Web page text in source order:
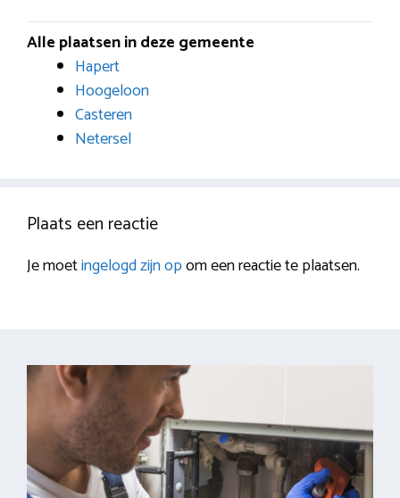
Alle plaatsen in deze gemeente
Hapert
Hoogeloon
Casteren
Netersel
Plaats een reactie
Je moetingelogd zijn opom een reactie te plaatsen.